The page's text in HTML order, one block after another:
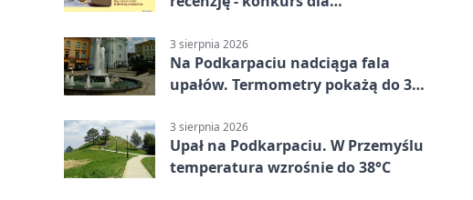
3 sierpnia 2026
Na Podkarpaciu nadciąga fala
upałów. Termometry pokażą do 36
3 sierpnia 2026
Upał na Podkarpaciu. W Przemyślu
temperatura wzrośnie do 38°C